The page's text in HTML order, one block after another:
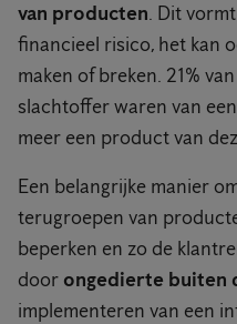
van producten. Dit
financieel risico, het kan
maken of breken. 21%
slachtoffer waren van
meer een product van
Een belangrijke manier
terugroepen van
beperken en zo de
door ongedierte buiten
implementeren van een